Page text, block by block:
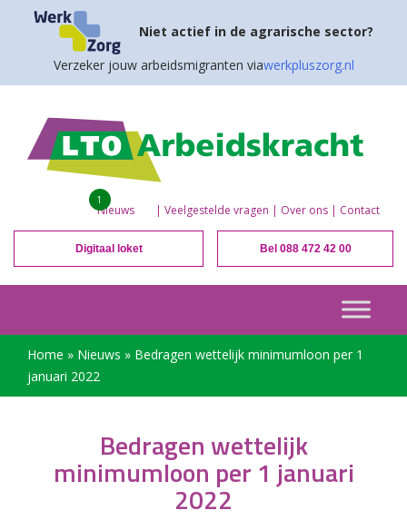
Niet actief in de agrarische sector?
Verzeker jouw arbeidsmigranten viawerkpluszorg.nl
Nieuws
1
| Veelgestelde vragen | Over ons | Contact
Digitaal loket Bel 088 472 42 00
Home » Nieuws » Bedragen wettelijk minimumloon per 1
januari 2022
Bedragen wettelijk
minimumloon per 1 januari
2022